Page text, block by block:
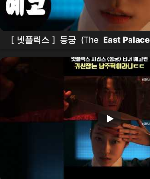
[ 넷플릭스 ] 동궁 (The East Palace
고편